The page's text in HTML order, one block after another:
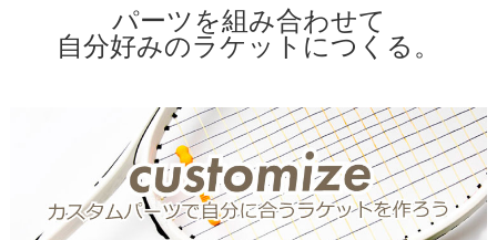
パーツを組み合わせて
自分好みのラケットにつくる。